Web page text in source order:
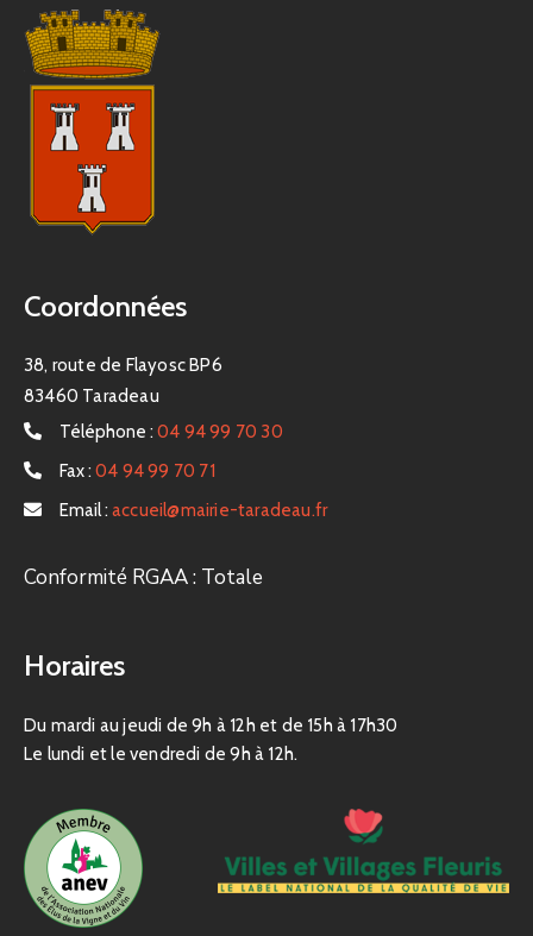
Coordonnées
38, route de Flayosc BP6
83460 Taradeau
Téléphone : 04 94 99 70 30
Fax : 04 94 99 70 71
Email : accueil@mairie-taradeau.fr
Conformité RGAA : Totale
Horaires
Du mardi au jeudi de 9h à 12h et de 15h à 17h30
Le lundi et le vendredi de 9h à 12h.